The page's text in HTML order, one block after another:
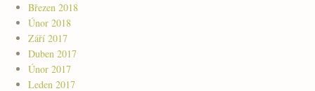
Březen 2018
Únor 2018
Září 2017
Duben 2017
Únor 2017
Leden 2017